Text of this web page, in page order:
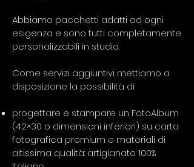
Abbiamo pacchetti adatti ad ogni
esigenza e sono tutti completamente
personalizzabili in studio.
Come servizi aggiuntivi mettiamo a
disposizione la possibilità di:
progettare e stampare un FotoAlbum
(42×30 o dimensioni inferiori) su carta
fotografica premium e materiali di
altissima qualità: artigianato 100%